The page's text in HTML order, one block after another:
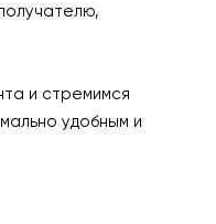
и стремимся
удобным и